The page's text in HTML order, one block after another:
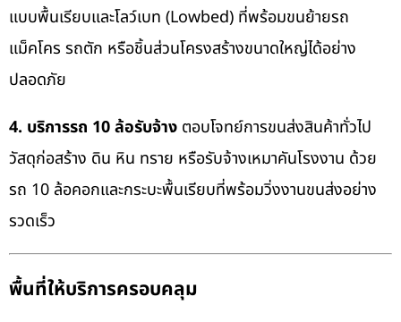
แบบพื้นเรียบและโลว์เบท (Lowbed) ที่พร้อมขนย้ายรถ
แม็คโคร รถตัก หรือชิ้นส่วนโครงสร้างขนาดใหญ่ได้อย่าง
ปลอดภัย
4. บริการรถ 10 ล้อรับจ้าง ตอบโจทย์การขนส่งสินค้าทั่วไป
วัสดุก่อสร้าง ดิน หิน ทราย หรือรับจ้างเหมาคันโรงงาน ด้วย
รถ 10 ล้อคอกและกระบะพื้นเรียบที่พร้อมวิ่งงานขนส่งอย่าง
รวดเร็ว
พื้นที่ให้บริการครอบคลุม